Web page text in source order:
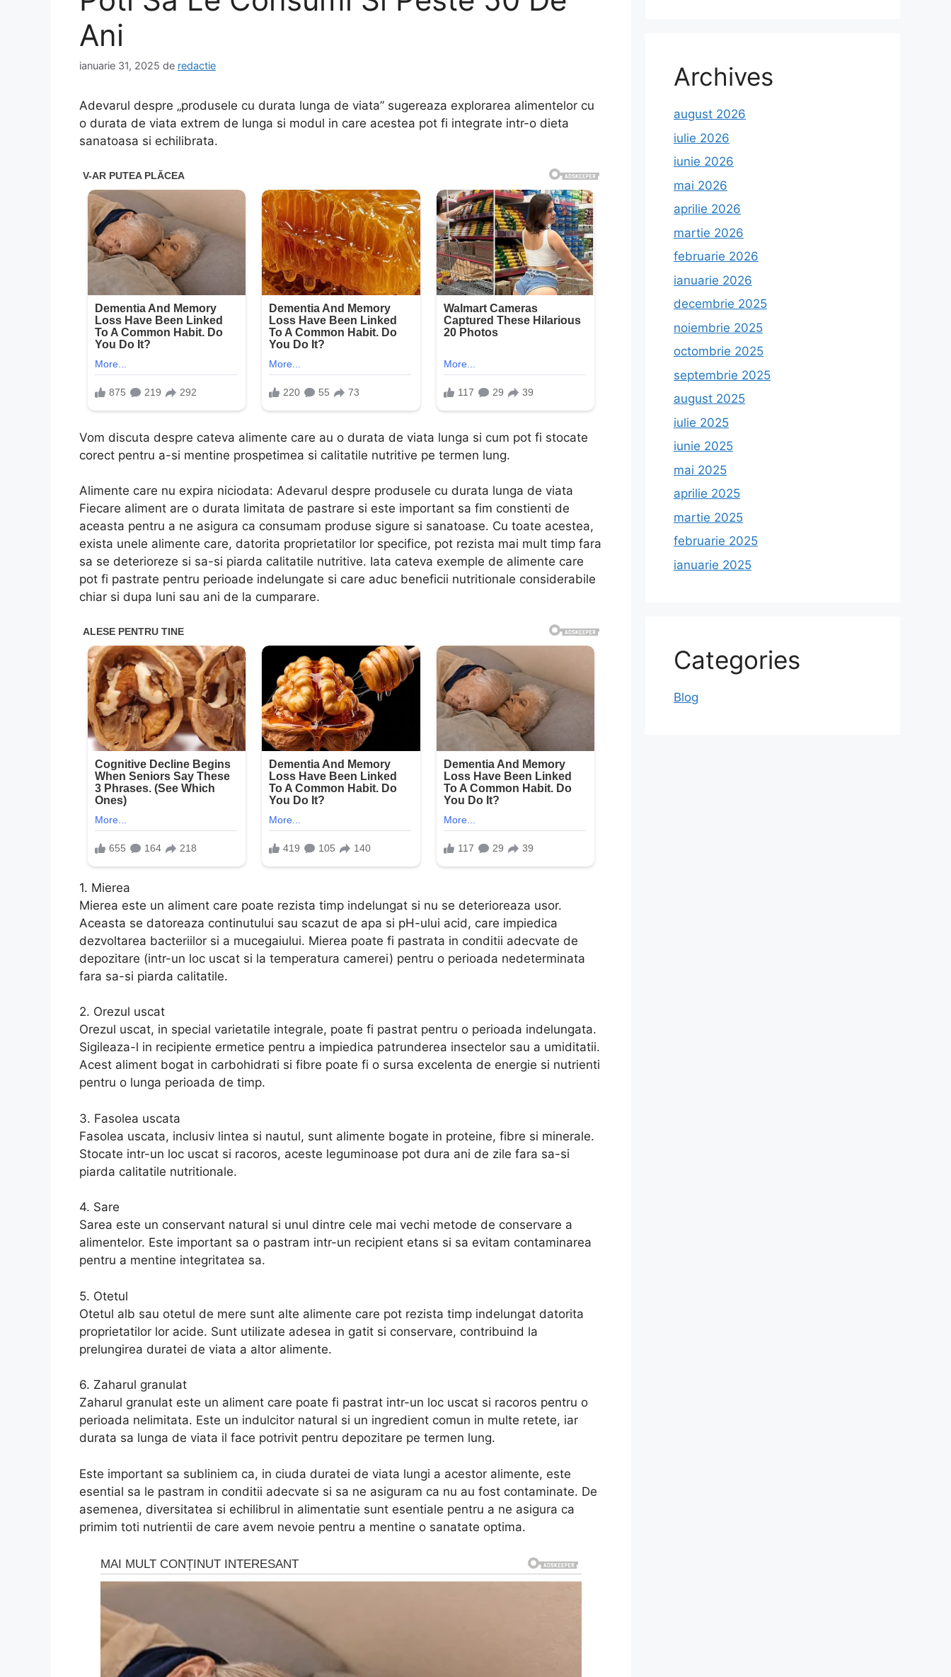
Ani
ianuarie 31, 2025 de redactie
Adevarul despre „produsele cu durata lunga de viata” sugereaza explorarea alimentelor cu
o durata de viata extrem de lunga si modul in care acestea pot fi integrate intr-o dieta
sanatoasa si echilibrata.
Vom discuta despre cateva alimente care au o durata de viata lunga si cum pot fi stocate
corect pentru a-si mentine prospetimea si calitatile nutritive pe termen lung.
Alimente care nu expira niciodata: Adevarul despre produsele cu durata lunga de viata
Fiecare aliment are o durata limitata de pastrare si este important sa fim constienti de
aceasta pentru a ne asigura ca consumam produse sigure si sanatoase. Cu toate acestea,
exista unele alimente care, datorita proprietatilor lor specifice, pot rezista mai mult timp fara
sa se deterioreze si sa-si piarda calitatile nutritive. Iata cateva exemple de alimente care
pot fi pastrate pentru perioade indelungate si care aduc beneficii nutritionale considerabile
chiar si dupa luni sau ani de la cumparare.
1. Mierea
Mierea este un aliment care poate rezista timp indelungat si nu se deterioreaza usor.
Aceasta se datoreaza continutului sau scazut de apa si pH-ului acid, care impiedica
dezvoltarea bacteriilor si a mucegaiului. Mierea poate fi pastrata in conditii adecvate de
depozitare (intr-un loc uscat si la temperatura camerei) pentru o perioada nedeterminata
fara sa-si piarda calitatile.
2. Orezul uscat
Orezul uscat, in special varietatile integrale, poate fi pastrat pentru o perioada indelungata.
Sigileaza-l in recipiente ermetice pentru a impiedica patrunderea insectelor sau a umiditatii.
Acest aliment bogat in carbohidrati si fibre poate fi o sursa excelenta de energie si nutrienti
pentru o lunga perioada de timp.
3. Fasolea uscata
Fasolea uscata, inclusiv lintea si nautul, sunt alimente bogate in proteine, fibre si minerale.
Stocate intr-un loc uscat si racoros, aceste leguminoase pot dura ani de zile fara sa-si
piarda calitatile nutritionale.
4. Sare
Sarea este un conservant natural si unul dintre cele mai vechi metode de conservare a
alimentelor. Este important sa o pastram intr-un recipient etans si sa evitam contaminarea
pentru a mentine integritatea sa.
5. Otetul
Otetul alb sau otetul de mere sunt alte alimente care pot rezista timp indelungat datorita
proprietatilor lor acide. Sunt utilizate adesea in gatit si conservare, contribuind la
prelungirea duratei de viata a altor alimente.
6. Zaharul granulat
Zaharul granulat este un aliment care poate fi pastrat intr-un loc uscat si racoros pentru o
perioada nelimitata. Este un indulcitor natural si un ingredient comun in multe retete, iar
durata sa lunga de viata il face potrivit pentru depozitare pe termen lung.
Este important sa subliniem ca, in ciuda duratei de viata lungi a acestor alimente, este
esential sa le pastram in conditii adecvate si sa ne asiguram ca nu au fost contaminate. De
asemenea, diversitatea si echilibrul in alimentatie sunt esentiale pentru a ne asigura ca
primim toti nutrientii de care avem nevoie pentru a mentine o sanatate optima.
Archives
august 2026
iulie 2026
iunie 2026
mai 2026
aprilie 2026
martie 2026
februarie 2026
ianuarie 2026
decembrie 2025
noiembrie 2025
octombrie 2025
septembrie 2025
august 2025
iulie 2025
iunie 2025
mai 2025
aprilie 2025
martie 2025
februarie 2025
ianuarie 2025
Categories
Blog